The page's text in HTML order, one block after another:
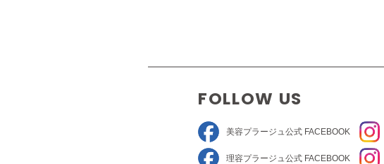
FOLLOW US
美容プラージュ 公式 FACEBOOK
理容プラージュ 公式 FACEBOOK